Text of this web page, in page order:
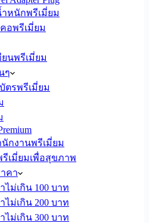
ำหนักพรีเมี่ยม
อพรีเมี่ยม
นพรีเมี่ยม
ๆ
ตรพรีเมี่ยม
กงานพรีเมี่ยม
เมี่ยมเพื่อสุขภาพ
คา
ไม่เกิน 100 บาท
ไม่เกิน 200 บาท
ไม่เกิน 300 บาท